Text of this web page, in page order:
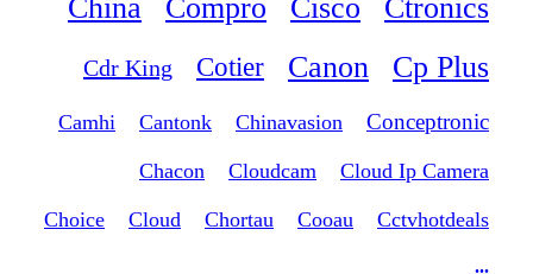
Ctronics
Cisco
Compro
China
Cp Plus
Canon
Cotier
Cdr King
Conceptronic
Chinavasion
Cantonk
Camhi
Cloud Ip Camera
Cloudcam
Chacon
Cctvhotdeals
Cooau
Chortau
Cloud
Choice
...